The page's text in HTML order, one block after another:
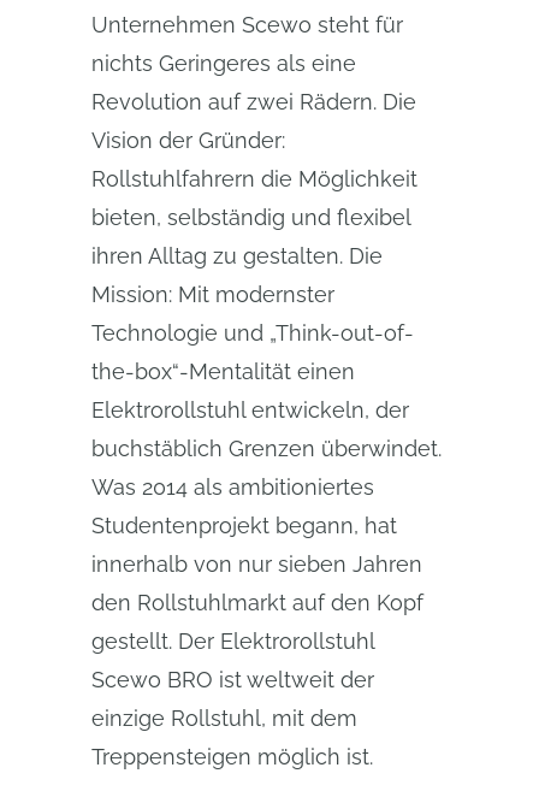
Unternehmen Scewo steht für
nichts Geringeres als eine
Revolution auf zwei Rädern. Die
Vision der Gründer:
Rollstuhlfahrern die Möglichkeit
bieten, selbständig und flexibel
ihren Alltag zu gestalten. Die
Mission: Mit modernster
Technologie und „Think-out-of-
the-box“-Mentalität einen
Elektrorollstuhl entwickeln, der
buchstäblich Grenzen überwindet.
Was 2014 als ambitioniertes
Studentenprojekt begann, hat
innerhalb von nur sieben Jahren
den Rollstuhlmarkt auf den Kopf
gestellt. Der Elektrorollstuhl
Scewo BRO ist weltweit der
einzige Rollstuhl, mit dem
Treppensteigen möglich ist.